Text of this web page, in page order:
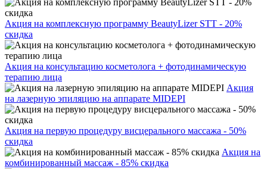
Акция на комплексную программу BeautyLizer STT - 20%
скидка
Акция на консультацию косметолога + фотодинамическую
терапию лица
Акция
на лазерную эпиляцию на аппарате MIDEPI
Акция на первую процедуру висцерального массажа - 50%
скидка
Акция на
комбинированный массаж - 85% скидка